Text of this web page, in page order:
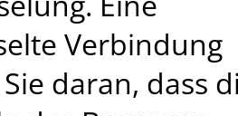
Verbindung
daran, dass